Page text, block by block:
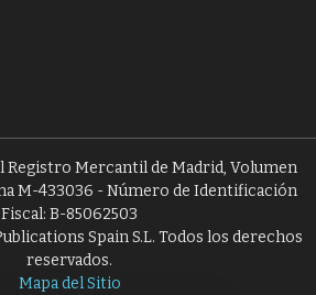
Registro Mercantil de Madrid, Volumen
M-433036 - Número de Identificación
Fiscal: B-85062503
Spain S.L. Todos los derechos
reservados.
Mapa del Sitio